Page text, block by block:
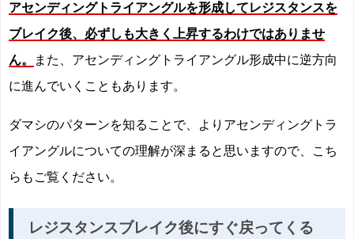
アセンディングトライアングルを形成してレジスタンスを
ブレイク後、必ずしも大きく上昇するわけではありませ
ん。 また、アセンディングトライアングル形成中に逆方向
に進んでいくこともあります。
ダマシのパターンを知ることで、よりアセンディングトラ
イアングルについての理解が深まると思いますので、こち
らもご覧ください。
レジスタンスブレイク後にすぐ戻ってくる